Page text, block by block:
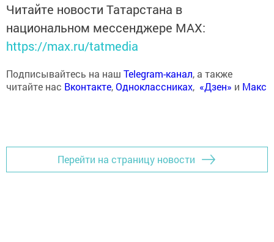
Читайте новости Татарстана в
национальном мессенджере MАХ:
https://max.ru/tatmedia
Подписывайтесь на наш Telegram-канал, а также
читайте нас Вконтакте,Одноклассниках, «Дзен» и Макс
Перейти на страницу новости